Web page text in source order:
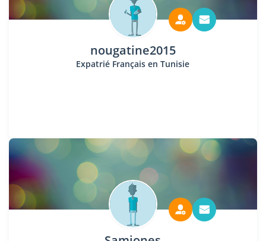
nougatine2015
Expatrié Français en Tunisie